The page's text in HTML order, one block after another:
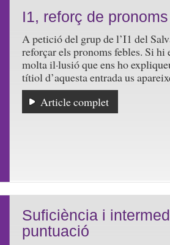
I1, reforç de pronoms
A petició del grup de l’I1 del
reforçar els pronoms febles. Si hi
molta il·lusió que ens ho
títiol d’aquesta entrada us
Article complet
Suficiència i
puntuació